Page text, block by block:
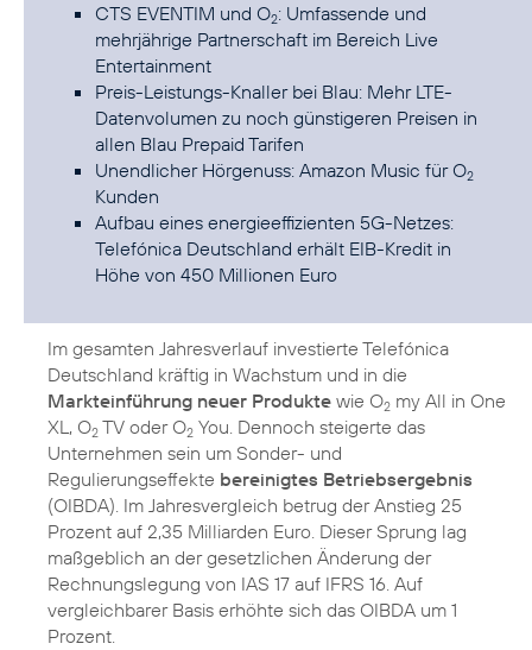
CTS EVENTIM und O2: Umfassende und
mehrjährige Partnerschaft im Bereich Live
Entertainment
Preis-Leistungs-Knaller bei Blau: Mehr LTE-
Datenvolumen zu noch günstigeren Preisen in
allen Blau Prepaid Tarifen
Unendlicher Hörgenuss: Amazon Music für O2
Kunden
Aufbau eines energieeffizienten 5G-Netzes:
Telefónica Deutschland erhält EIB-Kredit in
Höhe von 450 Millionen Euro
Im gesamten Jahresverlauf investierte Telefónica
Deutschland kräftig in Wachstum und in die
Markteinführung neuer Produkte wie O2 my All in One
XL, O2 TV oder O2 You. Dennoch steigerte das
Unternehmen sein um Sonder- und
Regulierungseffekte bereinigtes Betriebsergebnis
(OIBDA). Im Jahresvergleich betrug der Anstieg 25
Prozent auf 2,35 Milliarden Euro. Dieser Sprung lag
maßgeblich an der gesetzlichen Änderung der
Rechnungslegung von IAS 17 auf IFRS 16. Auf
vergleichbarer Basis erhöhte sich das OIBDA um 1
Prozent.